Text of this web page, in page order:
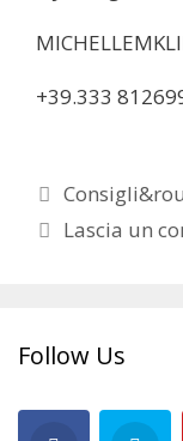
+39.333
Categorie
Lascia un
Follow Us